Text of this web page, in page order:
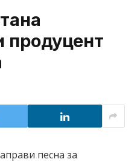
продуцент
песна за